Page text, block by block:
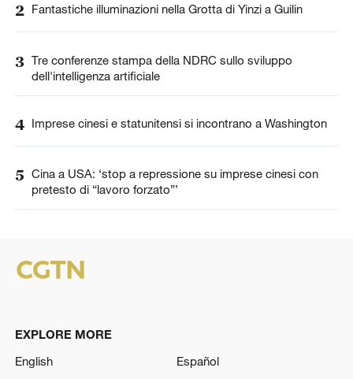
2 Fantastiche illuminazioni nella Grotta di Yinzi a Guilin
3 Tre conferenze stampa della NDRC sullo sviluppo
dell'intelligenza artificiale
4 Imprese cinesi e statunitensi si incontrano a Washington
5 Cina a USA: ‘stop a repressione su imprese cinesi con
pretesto di “lavoro forzato”’
EXPLORE MORE
English
Español